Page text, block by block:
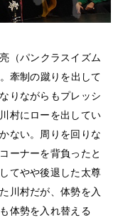
（パンクラスイズム
牽制の蹴りを出して
りながらもプレッシ
村にローを出してい
ない。周りを回りな
ーナーを背負ったと
てやや後退した太尊
川村だが、体勢を入
体勢を入れ替える